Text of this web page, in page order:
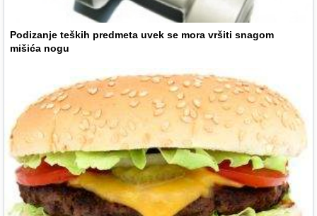
Podizanje teških predmeta uvek se mora vršiti snagom
mišića nogu